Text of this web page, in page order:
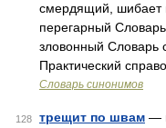
смердящий, шибает
перегарный
зловонный Словарь
Практический
Словарь синонимов
128 трещит по швам —